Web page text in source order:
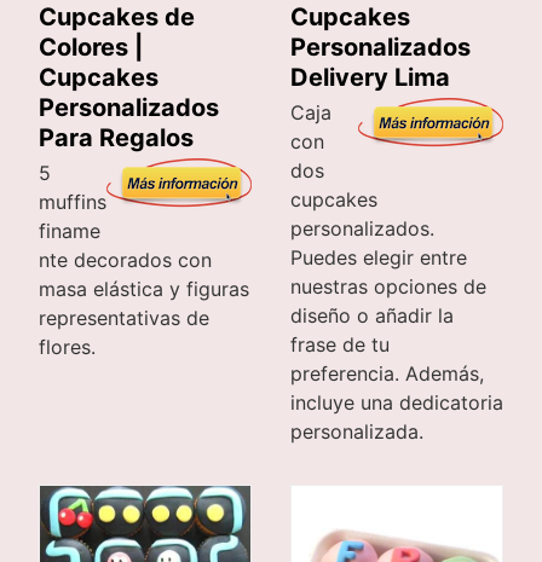
Cupcakes de
Colores |
Cupcakes
Personalizados
Para Regalos
5
muffins
finame
nte decorados con
masa elástica y figuras
representativas de
flores.
Cupcakes
Personalizados
Delivery Lima
Caja
con
dos
cupcakes
personalizados.
Puedes elegir entre
nuestras opciones de
diseño o añadir la
frase de tu
preferencia. Además,
incluye una dedicatoria
personalizada.